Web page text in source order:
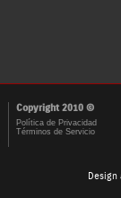
Copyright 2010 ©
Política de Privacidad
Términos de Servicio